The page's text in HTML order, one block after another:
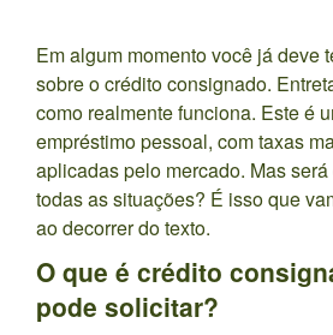
Em algum momento você já deve
sobre o crédito consignado.
como realmente funciona. Este é
empréstimo pessoal, com taxas
aplicadas pelo mercado. Mas
todas as situações? É isso que
ao decorrer do texto.
O que é crédito
pode solicitar?